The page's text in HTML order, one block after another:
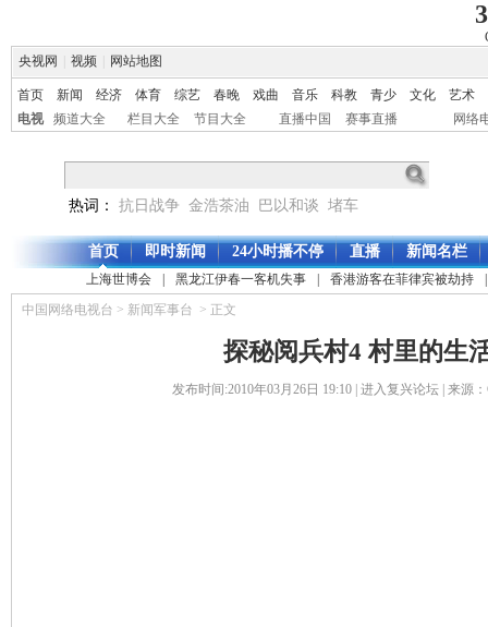
央视网
视频 网站地图
首页 新闻 经济 体育 综艺 春晚 戏曲 音乐 科教 青少 文化
艺术
电视
频道大全 栏目大全 节目大全 直播中国 赛事直播 网络
热词： 抗日战争 金浩茶油 巴以和谈 堵车
首页
上海世博会 黑龙江伊春一客机失事 香港游客在菲律宾被劫持
即时新闻 24小时播不停 直播 新闻名栏
中国网络电视台 > 新闻军事台 > 正文
探秘阅兵村4 村里的生
发布时间:2010年03月26日 19:10 | 进入复兴论坛| 来源：